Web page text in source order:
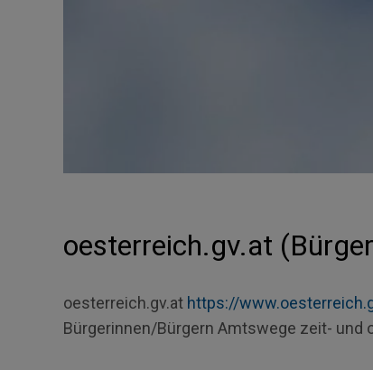
oesterreich.gv.at
oesterreich.gv.at https://
Bürgerinnen/Bürgern Amtswege zeit- und